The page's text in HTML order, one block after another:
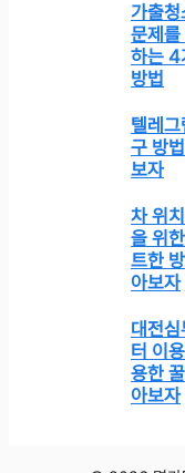
가출청
문제를
하는 4
방법
텔레
구 방
보자
차 위
을 위
트한
아보자
대전
터 이
용한
아보자